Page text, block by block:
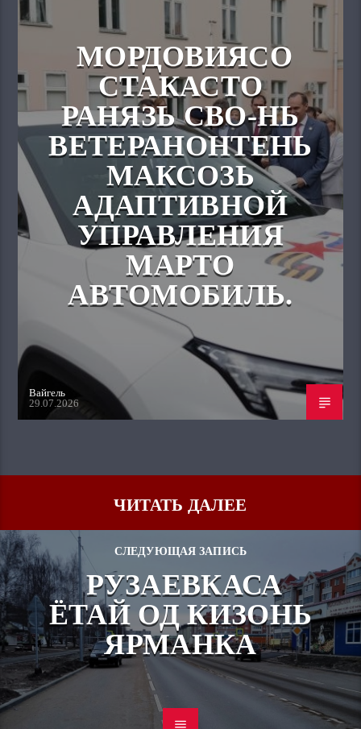
МОРДОВИЯСО
СТАКАСТО
РАНЯЗЬ СВО-НЬ
ВЕТЕРАНОНТЕНЬ
МАКСОЗЬ
АДАПТИВНОЙ
УПРАВЛЕНИЯ
МАРТО
АВТОМОБИЛЬ.
Вайгель
29.07.2026
ЧИТАТЬ ДАЛЕЕ
СЛЕДУЮЩАЯ ЗАПИСЬ
РУЗАЕВКАСА
ЁТАЙ ОД КИЗОНЬ
ЯРМАНКА